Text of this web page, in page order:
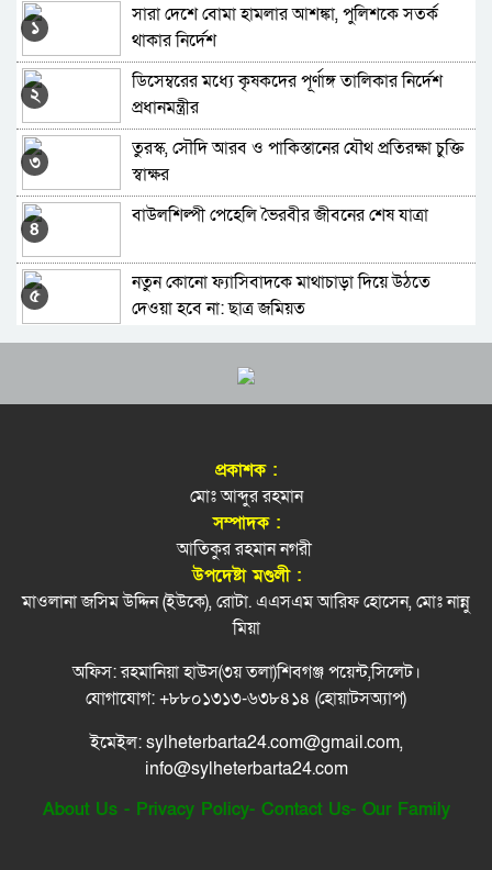
সিলেটে সহকারি রিটার্নিং কর্মকর্তার দায়িত্ব পালন
করবেন যারা
সিলেটের ১৯টি আসনে খেলাফত মজলিসের প্রার্থী
ঘোষণা
নাসীহা ফাউন্ডেশন এর কুরআন শিক্ষা কোর্সের ফলাফল
ও পুরস্কার বিতরণ সম্পন্ন
সিলেটে জামায়াতের আমীর হলেন যারা
যৌথ অভিযানে মাদকদ্রব্য, অস্ত্র ও মুদ্রা জব্দ
ফের জৈন্তাপুরে সড়ক দুর্ঘটনা, নিহত ১
পরিকল্পনামন্ত্রী মান্নানের বাড়ি-ঘর-ফ্ল্যাট নেই
১
সারা দেশে বোমা হামলার আশঙ্কা, পুলিশকে সতর্ক
থাকার নির্দেশ
২
ডিসেম্বরের মধ্যে কৃষকদের পূর্ণাঙ্গ তালিকার নির্দেশ
প্রধানমন্ত্রীর
৩
তুরস্ক, সৌদি আরব ও পাকিস্তানের যৌথ প্রতিরক্ষা চুক্তি
স্বাক্ষর
৪
বাউলশিল্পী পেহেলি ভৈরবীর জীবনের শেষ যাত্রা
৫
নতুন কোনো ফ্যাসিবাদকে মাথাচাড়া দিয়ে উঠতে
দেওয়া হবে না: ছাত্র জমিয়ত
এসএমপি’র সভায় হ’ত্যা মা/মলা/র আসামিরা!
শিশু সুরক্ষায় ব্যর্থ মেটা, ১১ হাজার কোটি টাকা জরিমানা
নবম শ্রেণির শিক্ষার্থীর গু’লি’তে নিহত স্কুলের ৬ জন
সিলেটে ভয়াবহ দুর্ঘটনা, শিশুসহ নিহত ৮
জালালাবাদ হোমিওপ্যাথি কলেজে জুলাই গণঅভ্যুত্থান
দিবস পালন
জুলাইয়ে ‘গণহত্যার নির্দেশনা ও ষড়যন্ত্র’: ১৪ জনের
কল রেকর্ড ট্রাইব্যুনালে
গোলাপগঞ্জে ৭ শহীদ স্মরণে ইত্তেহাদুল হুফফায’র দোয়া
প্রকাশক :
মোঃ আব্দুর রহমান
সম্পাদক :
আতিকুর রহমান নগরী
উপদেষ্টা মণ্ডলী :
মাওলানা জসিম উদ্দিন (ইউকে), রোটা. এএসএম আরিফ হোসেন, মোঃ নান্নু
মিয়া
অফিস: রহমানিয়া হাউস(৩য় তলা)শিবগঞ্জ পয়েন্ট,সিলেট।
যোগাযোগ: +৮৮০১৩১৩-৬৩৮৪১৪ (হোয়াটসঅ্যাপ)
ইমেইল: sylheterbarta24.com@gmail.com,
info@sylheterbarta24.com
About Us- Privacy Policy- Contact Us- Our Family